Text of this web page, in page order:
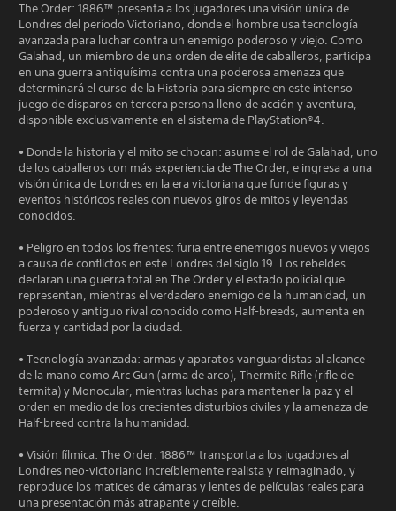
The Order: 1886™ presenta a los jugadores una visión única de
Londres del período Victoriano, donde el hombre usa tecnología
avanzada para luchar contra un enemigo poderoso y viejo. Como
Galahad, un miembro de una orden de elite de caballeros, participa
en una guerra antiquísima contra una poderosa amenaza que
determinará el curso de la Historia para siempre en este intenso
juego de disparos en tercera persona lleno de acción y aventura,
disponible exclusivamente en el sistema de PlayStation®4.
• Donde la historia y el mito se chocan: asume el rol de Galahad, uno
de los caballeros con más experiencia de The Order, e ingresa a una
visión única de Londres en la era victoriana que funde figuras y
eventos históricos reales con nuevos giros de mitos y leyendas
conocidos.
• Peligro en todos los frentes: furia entre enemigos nuevos y viejos
a causa de conflictos en este Londres del siglo 19. Los rebeldes
declaran una guerra total en The Order y el estado policial que
representan, mientras el verdadero enemigo de la humanidad, un
poderoso y antiguo rival conocido como Half-breeds, aumenta en
fuerza y cantidad por la ciudad.
• Tecnología avanzada: armas y aparatos vanguardistas al alcance
de la mano como Arc Gun (arma de arco), Thermite Rifle (rifle de
termita) y Monocular, mientras luchas para mantener la paz y el
orden en medio de los crecientes disturbios civiles y la amenaza de
Half-breed contra la humanidad.
• Visión fílmica: The Order: 1886™ transporta a los jugadores al
Londres neo-victoriano increíblemente realista y reimaginado, y
reproduce los matices de cámaras y lentes de películas reales para
una presentación más atrapante y creíble.